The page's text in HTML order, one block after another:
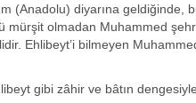
(Anadolu) diyarına
mürşit olmadan Muhammed
Ehlibeyt’i bilmeyen
gibi zâhir ve bâtın